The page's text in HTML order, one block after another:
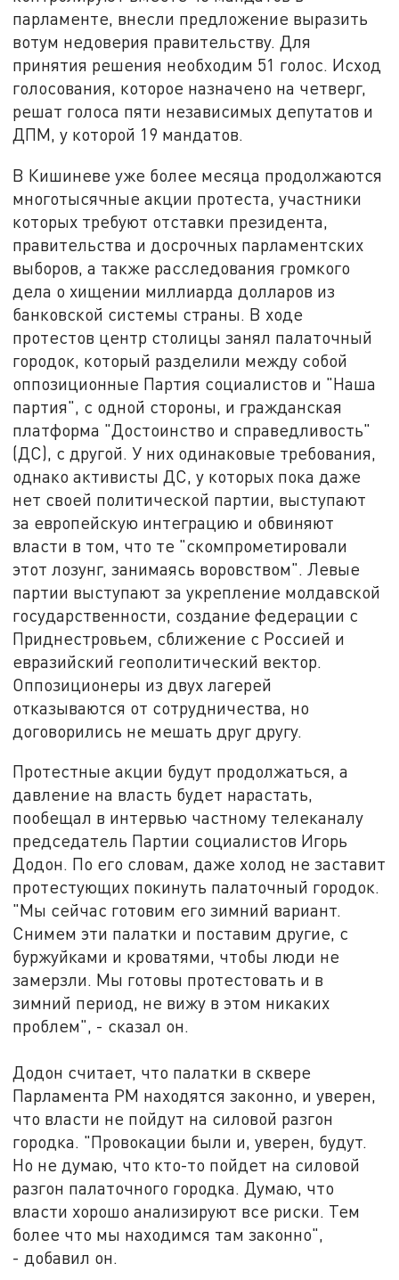
парламенте, внесли предложение выразить
вотум недоверия правительству. Для
принятия решения необходим 51 голос. Исход
голосования, которое назначено на четверг,
решат голоса пяти независимых депутатов и
ДПМ, у которой 19 мандатов.
В Кишиневе уже более месяца продолжаются
многотысячные акции протеста, участники
которых требуют отставки президента,
правительства и досрочных парламентских
выборов, а также расследования громкого
дела о хищении миллиарда долларов из
банковской системы страны. В ходе
протестов центр столицы занял палаточный
городок, который разделили между собой
оппозиционные Партия социалистов и "Наша
партия", с одной стороны, и гражданская
платформа "Достоинство и справедливость"
(ДС), с другой. У них одинаковые требования,
однако активисты ДС, у которых пока даже
нет своей политической партии, выступают
за европейскую интеграцию и обвиняют
власти в том, что те "скомпрометировали
этот лозунг, занимаясь воровством". Левые
партии выступают за укрепление молдавской
государственности, создание федерации с
Приднестровьем, сближение с Россией и
евразийский геополитический вектор.
Оппозиционеры из двух лагерей
отказываются от сотрудничества, но
договорились не мешать друг другу.
Протестные акции будут продолжаться, а
давление на власть будет нарастать,
пообещал в интервью частному телеканалу
председатель Партии социалистов Игорь
Додон. По его словам, даже холод не заставит
протестующих покинуть палаточный городок.
"Мы сейчас готовим его зимний вариант.
Снимем эти палатки и поставим другие, с
буржуйками и кроватями, чтобы люди не
замерзли. Мы готовы протестовать и в
зимний период, не вижу в этом никаких
проблем", - сказал он.
Додон считает, что палатки в сквере
Парламента РМ находятся законно, и уверен,
что власти не пойдут на силовой разгон
городка. "Провокации были и, уверен, будут.
Но не думаю, что кто-то пойдет на силовой
разгон палаточного городка. Думаю, что
власти хорошо анализируют все риски. Тем
более что мы находимся там законно",
- добавил он.